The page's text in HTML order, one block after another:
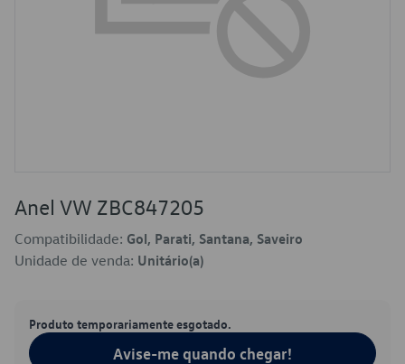
Anel VW ZBC847205
Compatibilidade: Gol, Parati, Santana, Saveiro
Unidade de venda: Unitário(a)
Produto temporariamente esgotado.
Avise-me quando chegar!